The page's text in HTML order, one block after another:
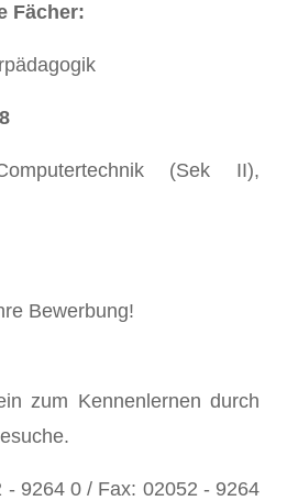
Fächer:
(Sek II),
Bewerbung!
zum Kennenlernen durch
- 9264 0 / Fax: 02052 - 9264